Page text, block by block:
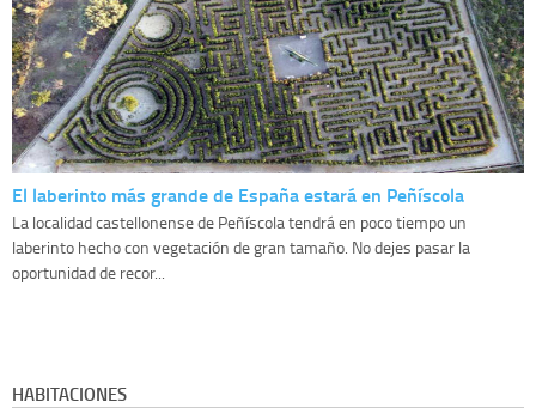
El laberinto más grande de España estará en Peñíscola
La localidad castellonense de Peñíscola tendrá en poco tiempo un
laberinto hecho con vegetación de gran tamaño. No dejes pasar la
oportunidad de recor...
HABITACIONES